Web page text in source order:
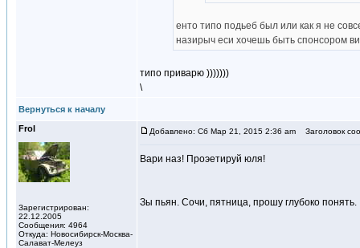
енто типо подьеб был или как я не
назирыч еси хочешь быть спонсором
типо приварю )))))))
\
Вернуться к началу
Frol
Зарегистрирован:
22.12.2005
Сообщения: 4964
Откуда: Новосибирск-Москва-
Салават-Мелеуз
Добавлено: Сб Мар 21, 2015 2:36 am Заголовок
Вари наз! Проэетируй юля!
Зы пьян. Сочи, пятница, прошу глубоко понять.